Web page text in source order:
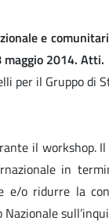
e
2014. Atti.
per il Gruppo di
il workshop.
in
o ridurre la